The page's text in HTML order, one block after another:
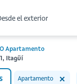
el exterior
Apartamento
Itagüí
Apartamento